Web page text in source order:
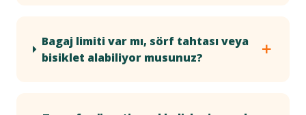
Bagaj limiti var mı, sörf tahtası veya
bisiklet alabiliyor musunuz?